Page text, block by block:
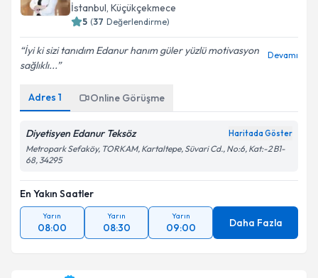
İstanbul, Küçükçekmece
5 (37 Değerlendirme)
İyi ki sizi tanıdım Edanur hanım güler yüzlü motivasyon
sağlıklı...
Devamı
Adres 1 Online Görüşme
Diyetisyen Edanur Teksöz Haritada Göster
Metropark Sefaköy, TORKAM, Kartaltepe, Süvari Cd., No:6, Kat:-2 B1-
68, 34295
En Yakın Saatler
Yarın
08:00
Yarın
08:30
Yarın
09:00 Daha Fazla